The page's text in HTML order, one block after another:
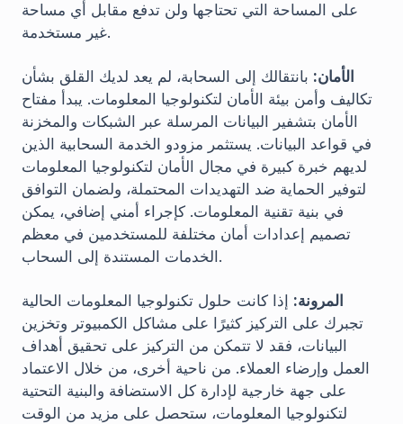
على المساحة التي تحتاجها ولن تدفع مقابل أي مساحة
غير مستخدمة.
الأمان: بانتقالك إلى السحابة، لم يعد لديك القلق بشأن
تكاليف وأمن بيئة الأمان لتكنولوجيا المعلومات. يبدأ مفتاح
الأمان بتشفير البيانات المرسلة عبر الشبكات والمخزنة
في قواعد البيانات. يستثمر مزودو الخدمة السحابية الذين
لديهم خبرة كبيرة في مجال الأمان لتكنولوجيا المعلومات
لتوفير الحماية ضد التهديدات المحتملة، ولضمان التوافق
في بنية تقنية المعلومات. كإجراء أمني إضافي، يمكن
تصميم إعدادات أمان مختلفة للمستخدمين في معظم
الخدمات المستندة إلى السحاب.
المرونة: إذا كانت حلول تكنولوجيا المعلومات الحالية
تجبرك على التركيز كثيرًا على مشاكل الكمبيوتر وتخزين
البيانات، فقد لا تتمكن من التركيز على تحقيق أهداف
العمل وإرضاء العملاء. من ناحية أخرى، من خلال الاعتماد
على جهة خارجية لإدارة كل الاستضافة والبنية التحتية
لتكنولوجيا المعلومات، ستحصل على مزيد من الوقت